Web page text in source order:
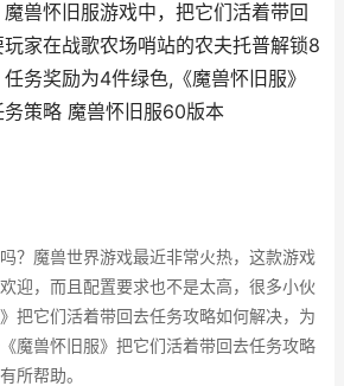
兽怀旧服游戏中，把它们活着带回
家在战歌农场哨站的农夫托普解锁8
务奖励为4件绿色,《魔兽怀旧服》
策略 魔兽怀旧服60版本
？魔兽世界游戏最近非常火热，这款游戏
迎，而且配置要求也不是太高，很多小伙
把它们活着带回去任务攻略如何解决，为
魔兽怀旧服》把它们活着带回去任务攻略
所帮助。